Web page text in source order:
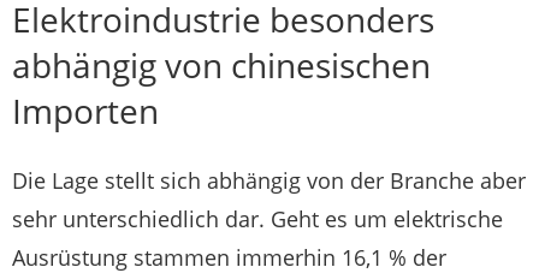
Elektroindustrie besonders
abhängig von chinesischen
Importen
Die Lage stellt sich abhängig von der Branche aber
sehr unterschiedlich dar. Geht es um elektrische
Ausrüstung stammen immerhin 16,1 % der